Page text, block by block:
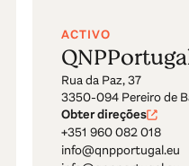
ACTIVO
Rua da Paz, 37
3350-094 Pereiro de
Obter direções
+351 960 082 018
info@qnpportugal.eu